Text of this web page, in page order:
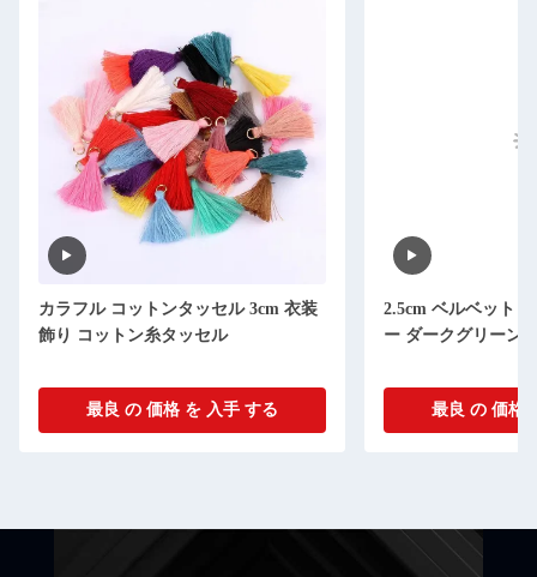
カラフル コットンタッセル 3cm 衣装
飾り コットン糸タッセル
最良 の 価格 を 入手 する
2.5cm ベルベット
ー ダークグリーン
最良 の 価格